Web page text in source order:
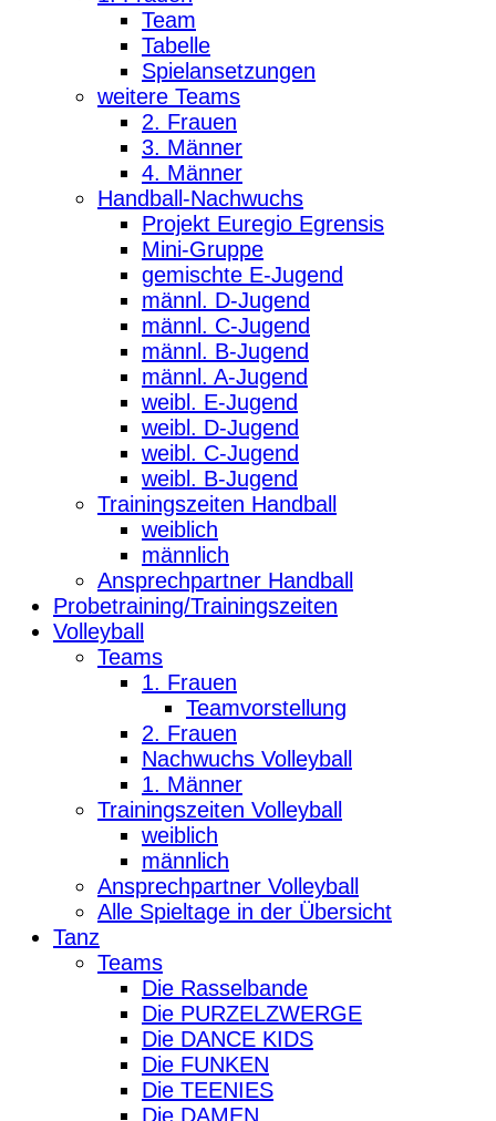
Team
Tabelle
Spielansetzungen
weitere Teams
2. Frauen
3. Männer
4. Männer
Handball-Nachwuchs
Projekt Euregio Egrensis
Mini-Gruppe
gemischte E-Jugend
männl. D-Jugend
männl. C-Jugend
männl. B-Jugend
männl. A-Jugend
weibl. E-Jugend
weibl. D-Jugend
weibl. C-Jugend
weibl. B-Jugend
Trainingszeiten Handball
weiblich
männlich
Ansprechpartner Handball
Probetraining/Trainingszeiten
Volleyball
Teams
1. Frauen
Teamvorstellung
2. Frauen
Nachwuchs Volleyball
1. Männer
Trainingszeiten Volleyball
weiblich
männlich
Ansprechpartner Volleyball
Alle Spieltage in der Übersicht
Tanz
Teams
Die Rasselbande
Die PURZELZWERGE
Die DANCE KIDS
Die FUNKEN
Die TEENIES
Die DAMEN